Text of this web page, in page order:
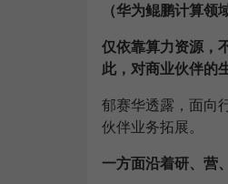
（华为鲲鹏计算领
仅依靠算力资源，
此，对商业伙伴的
郁赛华透露，面向
伙伴业务拓展。
一方面沿着研、营